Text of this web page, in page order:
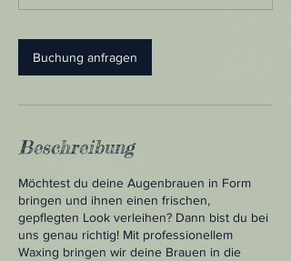
n
Buchung anfragen
Beschreibung
Möchtest du deine Augenbrauen in Form
bringen und ihnen einen frischen,
gepflegten Look verleihen? Dann bist du bei
uns genau richtig! Mit professionellem
Waxing bringen wir deine Brauen in die